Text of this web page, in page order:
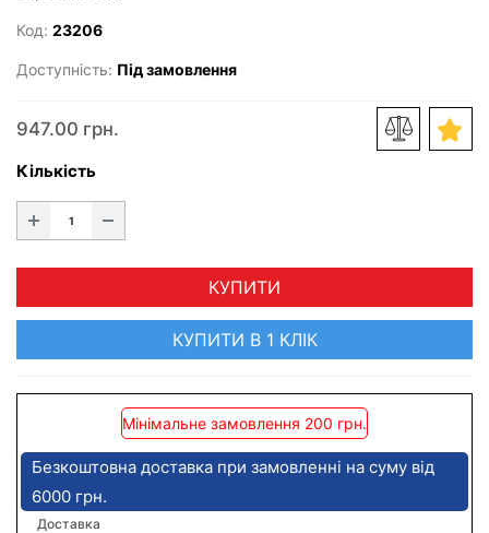
Код: 23206
Доступність: Під замовлення
947.00 грн.
Кількість
КУПИТИ
КУПИТИ В 1 КЛІК
Мінімальне замовлення 200 грн.
Безкоштовна доставка при замовленні на суму від
6000 грн.
Доставка